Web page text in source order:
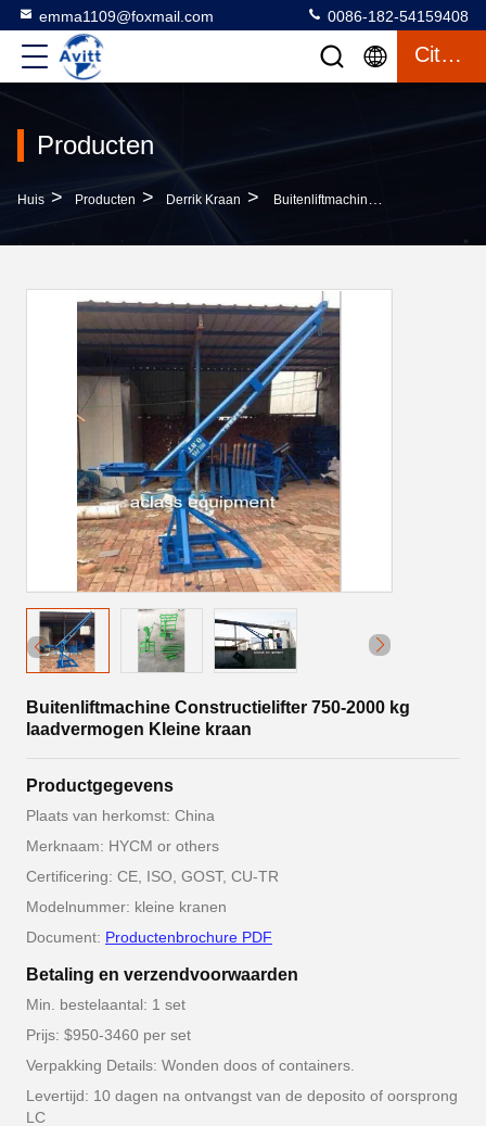
emma1109@foxmail.com 0086-182-54159408
Citaat
Producten
Huis > Producten > Derrik Kraan > Buitenliftmachine Constructielifter 750-2000 Kg Laadvermogen Kleine Kraan
Buitenliftmachine Constructielifter 750-2000 kg
laadvermogen Kleine kraan
Productgegevens
Plaats van herkomst: China
Merknaam: HYCM or others
Certificering: CE, ISO, GOST, CU-TR
Modelnummer: kleine kranen
Document: Productenbrochure PDF
Betaling en verzendvoorwaarden
Min. bestelaantal: 1 set
Prijs: $950-3460 per set
Verpakking Details: Wonden doos of containers.
Levertijd: 10 dagen na ontvangst van de deposito of oorsprong
LC